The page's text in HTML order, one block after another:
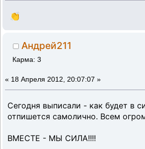
👏
Андрей211
Карма: 3
« 18 Апреля 2012, 20:07:07 »
Сегодня выписали - как будет в
отпишется самолично. Всем
ВМЕСТЕ - МЫ СИЛА!!!!